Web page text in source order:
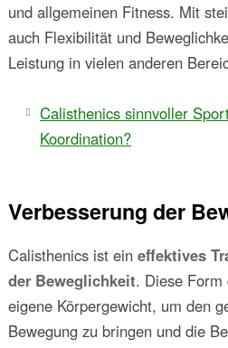
und allgemeinen Fitness. Mit
auch Flexibilität und
Leistung in vielen anderen
Calisthenics sinnvoller
Koordination?
Verbesserung der
Calisthenics ist ein effektives
der Beweglichkeit. Diese Form
eigene Körpergewicht, um den
Bewegung zu bringen und die